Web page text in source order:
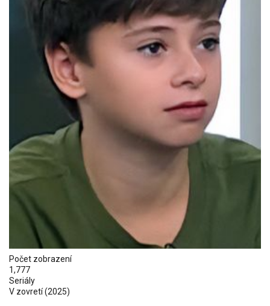
Počet zobrazení
1,777
Seriály
V zovretí(2025)